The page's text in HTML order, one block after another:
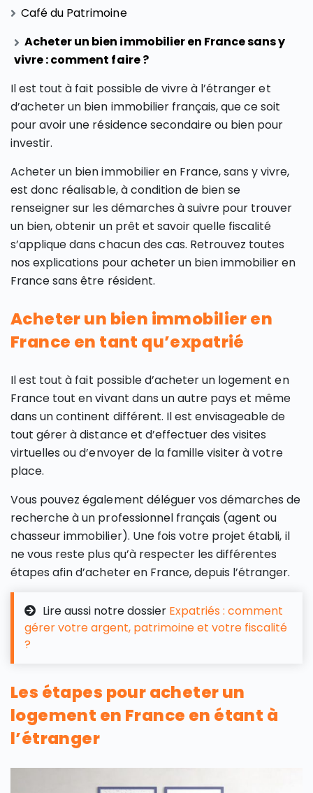
Café du Patrimoine
Acheter un bien immobilier en France sans y
vivre : comment faire ?
Il est tout à fait possible de vivre à l’étranger et
d’acheter un bien immobilier français, que ce soit
pour avoir une résidence secondaire ou bien pour
investir.
Acheter un bien immobilier en France, sans y vivre,
est donc réalisable, à condition de bien se
renseigner sur les démarches à suivre pour trouver
un bien, obtenir un prêt et savoir quelle fiscalité
s’applique dans chacun des cas. Retrouvez toutes
nos explications pour acheter un bien immobilier en
France sans être résident.
Acheter un bien immobilier en
France en tant qu’expatrié
Il est tout à fait possible d’acheter un logement en
France tout en vivant dans un autre pays et même
dans un continent différent. Il est envisageable de
tout gérer à distance et d’effectuer des visites
virtuelles ou d’envoyer de la famille visiter à votre
place.
Vous pouvez également déléguer vos démarches de
recherche à un professionnel français (agent ou
chasseur immobilier). Une fois votre projet établi, il
ne vous reste plus qu’à respecter les différentes
étapes afin d’acheter en France, depuis l’étranger.
Lire aussi notre dossier Expatriés : comment
gérer votre argent, patrimoine et votre fiscalité
?
Les étapes pour acheter un
logement en France en étant à
l’étranger